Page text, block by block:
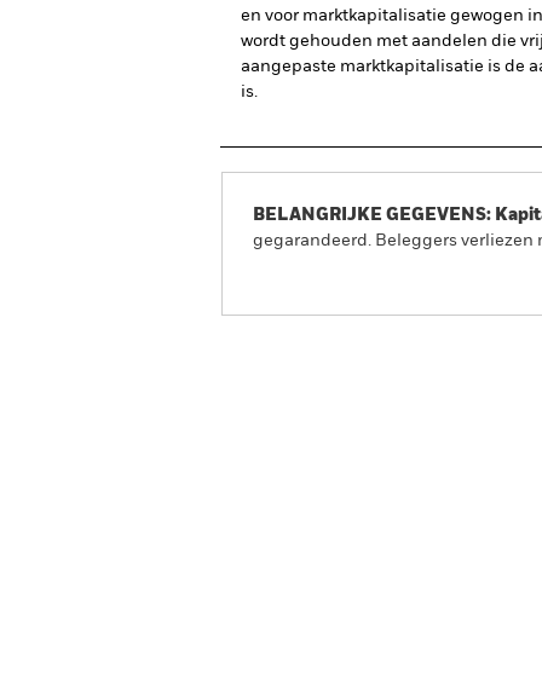
en voor marktkapitalisatie gewogen
wordt gehouden met aandelen die
aangepaste marktkapitalisatie is de
is.
BELANGRIJKE GEGEVENS:
gegarandeerd. Beleggers